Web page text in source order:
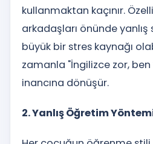
kullanmaktan kaçınır.
arkadaşları önünde
büyük bir stres kaynağı
zamanla "İngilizce zor,
inancına dönüşür.
2. Yanlış Öğretim